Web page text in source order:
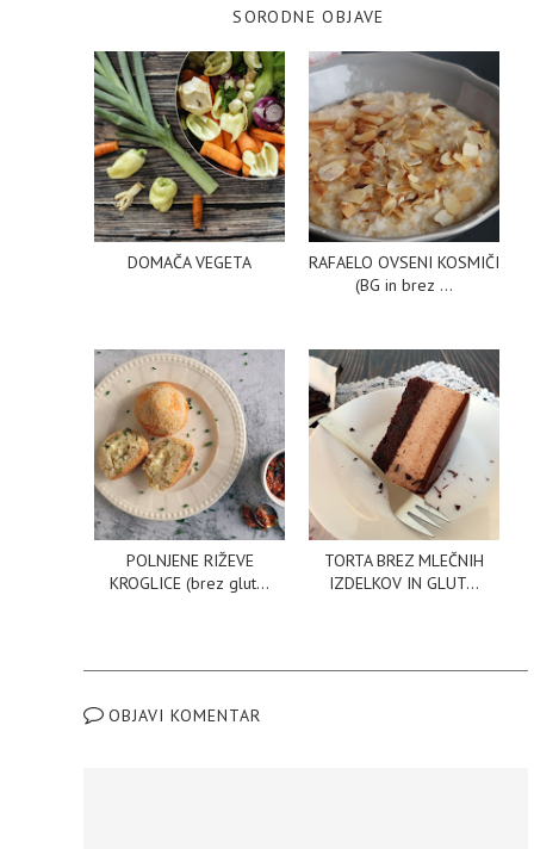
SORODNE OBJAVE
DOMAČA VEGETA
RAFAELO OVSENI KOSMIČI
(BG in brez ...
POLNJENE RIŽEVE
KROGLICE (brez glut...
TORTA BREZ MLEČNIH
IZDELKOV IN GLUT...
OBJAVI KOMENTAR